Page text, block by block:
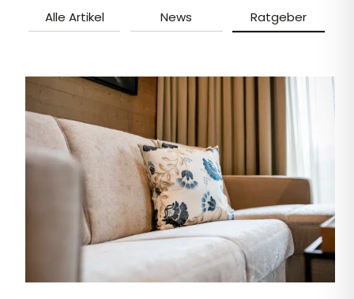
Alle Artikel News Ratgeber